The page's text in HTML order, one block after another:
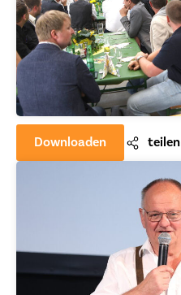
Downloaden teilen